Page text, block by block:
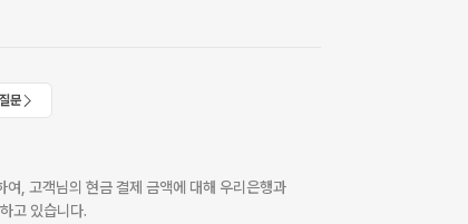
문
, 고객님의 현금 결제 금액에 대해 우리은행과
고 있습니다.